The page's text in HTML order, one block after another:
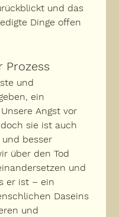
und das
Dinge offen
Prozess
und
ein
Angst vor
sie ist auch
besser
über den Tod
und
er ist – ein
Daseins
und